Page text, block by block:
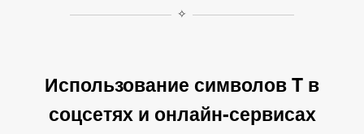
✧
Использование символов T в
соцсетях и онлайн‑сервисах